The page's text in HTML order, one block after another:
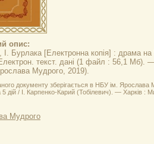
опис:
І. Бурлака [Електронна копія] : драма
текст. дані (1 файл : 56,1 Мб).
Мудрого, 2019).
документу зберігається в НБУ ім. Ярослава
дій / І. Карпенко-Карий (Тобілевич). — Харків :
Мудрого